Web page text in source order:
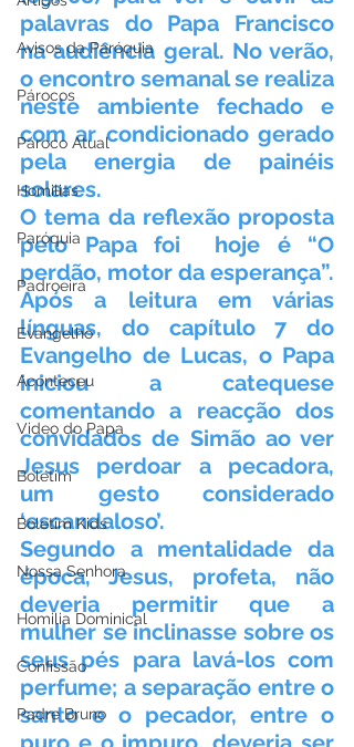
Avisos da Paróquia
Párocos
Pároco Atual
Homilias
Paróquia
Padroeira
Evangelho
Aconteceu
Video do Papa
Boletim
Boletim Kids
Nossa Senhora
Homilia Dominical
Confissão
Padre Bruno
palavras do Papa Francisco
na audiência geral. No verão,
o encontro semanal se realiza
neste ambiente fechado e
com ar condicionado gerado
pela energia de painéis
solares.
O tema da reflexão proposta
pelo Papa foi  hoje é “O
perdão, motor da esperança”.
Após a leitura em várias
línguas, do capítulo 7 do
Evangelho de Lucas, o Papa
iniciou a catequese
comentando a reacção dos
convidados de Simão ao ver
Jesus perdoar a pecadora,
um gesto considerado
‘escandaloso’.
Segundo a mentalidade da
época, Jesus, profeta, não
deveria permitir que a
mulher se inclinasse sobre os
seus pés para lavá-los com
perfume; a separação entre o
santo e o pecador, entre o